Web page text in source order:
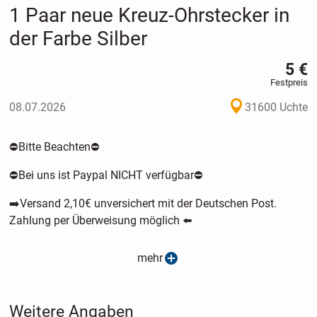
1 Paar neue Kreuz-Ohrstecker in
der Farbe Silber
5 €
Festpreis
08.07.2026 31600 Uchte
⛔️Bitte Beachten⛔️
⛔️Bei uns ist Paypal NICHT verfügbar⛔️
➡️Versand 2,10€ unversichert mit der Deutschen Post.
Zahlung per Überweisung möglich ⬅️
Hier könnt ihr ein Paar Kreuz Ohrstecker erstehen.
mehr
Weitere Angaben